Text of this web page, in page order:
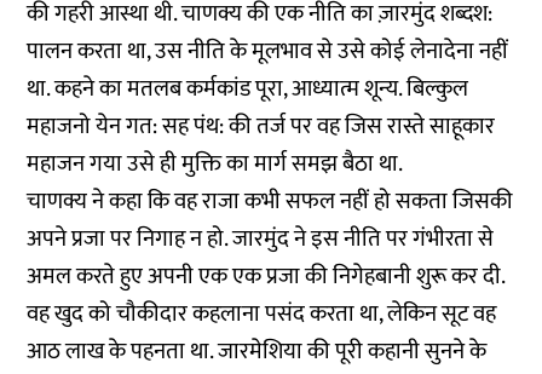
की गहरी आस्था थी. चाणक्य की एक नीति का ज़ारमुंद शब्दश:
पालन करता था, उस नीति के मूलभाव से उसे कोई लेनादेना नहीं
था. कहने का मतलब कर्मकांड पूरा, आध्यात्म शून्य. बिल्कुल
महाजनो येन गत: सह पंथ: की तर्ज पर वह जिस रास्ते साहूकार
महाजन गया उसे ही मुक्ति का मार्ग समझ बैठा था.
चाणक्य ने कहा कि वह राजा कभी सफल नहीं हो सकता जिसकी
अपने प्रजा पर निगाह न हो. जारमुंद ने इस नीति पर गंभीरता से
अमल करते हुए अपनी एक एक प्रजा की निगेहबानी शुरू कर दी.
वह खुद को चौकीदार कहलाना पसंद करता था, लेकिन सूट वह
आठ लाख के पहनता था. जारमेशिया की पूरी कहानी सुनने के